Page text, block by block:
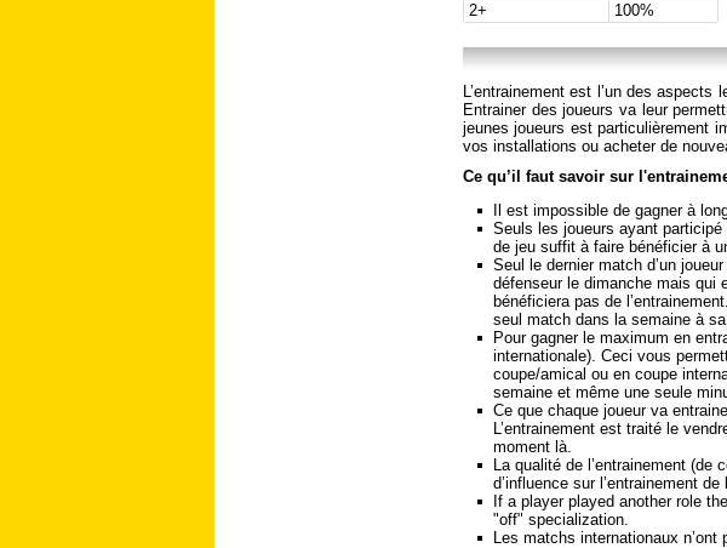
2+
100%
L’entrainement est l’un des
Entrainer des joueurs va leur
jeunes joueurs est particulièrement
vos installations ou acheter de
Ce qu’il faut savoir sur
Il est impossible de gagner à
Seuls les joueurs ayant
de jeu suffit à faire bénéficier à
Seul le dernier match d’un
défenseur le dimanche mais qui
bénéficiera pas de
seul match dans la semaine à
Pour gagner le maximum en
internationale). Ceci vous
coupe/amical ou en coupe
semaine et même une seule
Ce que chaque joueur va
L’entrainement est traité le
moment là.
La qualité de l’entrainement (de
d’influence sur l’entrainement de
If a player played another role
"off" specialization.
Les matchs internationaux n’ont